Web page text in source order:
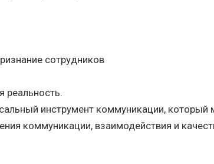
сотрудников
реальность.
инструмент коммуникации, который
коммуникации, взаимодействия и